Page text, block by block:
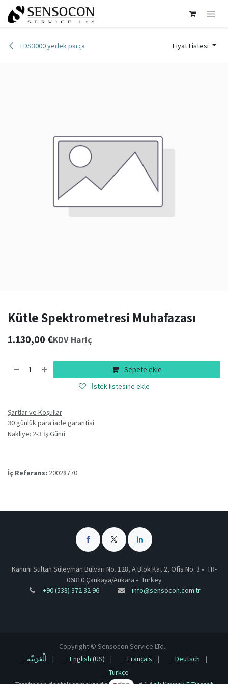
İçereği Atla
LDS3000 yedek parça Fiyat Listesi
Kütle Spektrometresi Muhafazası
1.130,00 €KDV Hariç
Sepete ekle
İstek listesine ekle
Şartlar ve Koşullar
30 günlük para iade garantisi
Nakliye: 2-3 İş Günü
İç Referans: 20028770
Kanuni Sultan Süleyman Bulvarı No. 128, A Blok Kat 2, Ofis No. 3 • TR-
06810 Çankaya/Ankara • Turkey
+90 (538) 372 32 96
info@sensocon.com.tr
Copyright © Sensocon Service LTd.
الْعَرَبيّة
| English (US) | Français | Deutsch
|
Türkçe